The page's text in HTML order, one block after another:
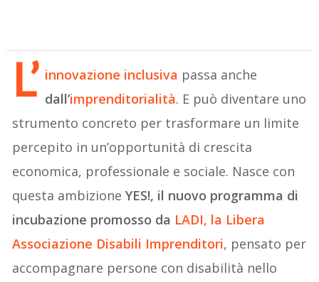
L’ innovazione inclusiva passa anche
dall’imprenditorialità. E può diventare uno
strumento concreto per trasformare un limite
percepito in un’opportunità di crescita
economica, professionale e sociale. Nasce con
questa ambizione YES!, il nuovo programma di
incubazione promosso da LADI, la Libera
Associazione Disabili Imprenditori, pensato per
accompagnare persone con disabilità nello